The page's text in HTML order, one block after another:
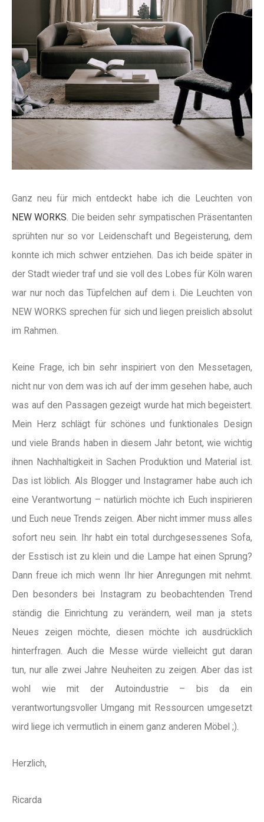
Ganz neu für mich entdeckt habe ich die Leuchten von
NEW WORKS . Die beiden sehr sympatischen Präsentanten
sprühten nur so vor Leidenschaft und Begeisterung, dem
konnte ich mich schwer entziehen. Das ich beide später in
der Stadt wieder traf und sie voll des Lobes für Köln waren
war nur noch das Tüpfelchen auf dem i. Die Leuchten von
NEW WORKS sprechen für sich und liegen preislich absolut
im Rahmen.
Keine Frage, ich bin sehr inspiriert von den Messetagen,
nicht nur von dem was ich auf der imm gesehen habe, auch
was auf den Passagen gezeigt wurde hat mich begeistert.
Mein Herz schlägt für schönes und funktionales Design
und viele Brands haben in diesem Jahr betont, wie wichtig
ihnen Nachhaltigkeit in Sachen Produktion und Material ist.
Das ist löblich. Als Blogger und Instagramer habe auch ich
eine Verantwortung – natürlich möchte ich Euch inspirieren
und Euch neue Trends zeigen. Aber nicht immer muss alles
sofort neu sein. Ihr habt ein total durchgesessenes Sofa,
der Esstisch ist zu klein und die Lampe hat einen Sprung?
Dann freue ich mich wenn Ihr hier Anregungen mit nehmt.
Den besonders bei Instagram zu beobachtenden Trend
ständig die Einrichtung zu verändern, weil man ja stets
Neues zeigen möchte, diesen möchte ich ausdrücklich
hinterfragen. Auch die Messe würde vielleicht gut daran
tun, nur alle zwei Jahre Neuheiten zu zeigen. Aber das ist
wohl wie mit der Autoindustrie – bis da ein
verantwortungsvoller Umgang mit Ressourcen umgesetzt
wird liege ich vermutlich in einem ganz anderen Möbel ;).
Herzlich,
Ricarda